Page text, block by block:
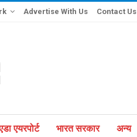
Advertise With Us Contact Us
एयरपोर्ट भारत सरकार अन्य